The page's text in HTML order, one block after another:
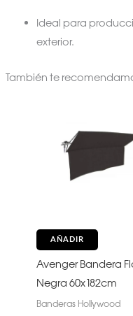
Ideal para
exterior.
También te
AÑADIR
Avenger Bandera
Negra 60x182cm
Banderas Hollywood